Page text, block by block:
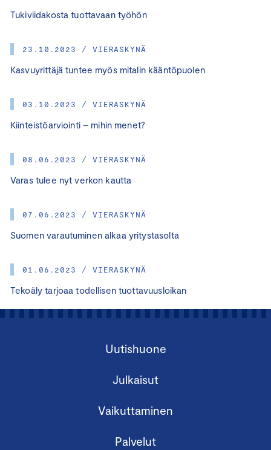
Tukiviidakosta tuottavaan työhön
23.10.2023 / VIERASKYNÄ
Kasvuyrittäjä tuntee myös mitalin kääntöpuolen
03.10.2023 / VIERASKYNÄ
Kiinteistöarviointi – mihin menet?
08.06.2023 / VIERASKYNÄ
Varas tulee nyt verkon kautta
07.06.2023 / VIERASKYNÄ
Suomen varautuminen alkaa yritystasolta
01.06.2023 / VIERASKYNÄ
Tekoäly tarjoaa todellisen tuottavuusloikan
Uutishuone
Julkaisut
Vaikuttaminen
Palvelut